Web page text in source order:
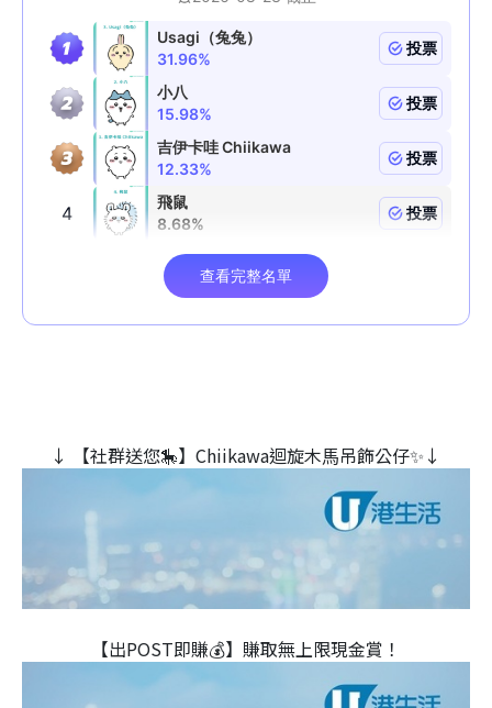
↓ 【社群送您🎠】Chiikawa迴旋木⾺吊飾公仔✨↓
【出POST即賺💰】賺取無上限現金賞！